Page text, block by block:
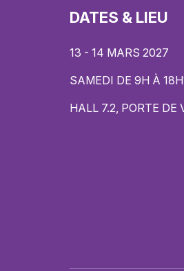
DATES & LIEU
13 - 14 MARS 2027
SAMEDI DE 9H À
HALL 7.2, PORTE DE